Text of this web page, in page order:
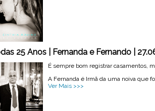
25 Anos | Fernanda e Fernando |
É sempre bom registrar casamentos,
A Fernanda é Irmã da uma noiva que
Ver Mais >>>